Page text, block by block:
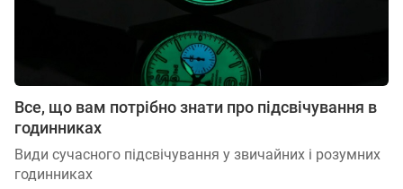
Все, що вам потрібно знати про підсвічування в
годинниках
Види сучасного підсвічування у звичайних і розумних
годинниках